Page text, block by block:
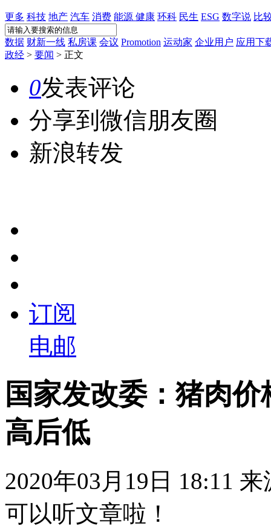
更多 科技 地产 汽车 消费 能源 健康 环科 民生 ESG 数字说 比
数据 财新一线 私房课 会议 Promotion 运动家 企业用户 应用下
政经 > 要闻 > 正文
0发表评论
分享到微信朋友圈
新浪转发
订阅
电邮
国家发改委：猪肉
高后低
2020年03月19日 18:11
可以听文章啦！